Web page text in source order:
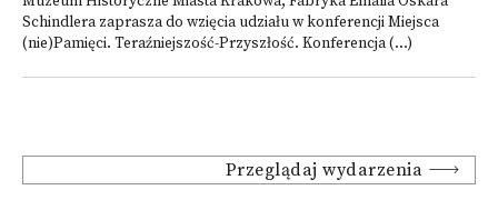
Schindlera zaprasza do wzięcia udziału w konferencji Miejsca
(nie)Pamięci. Teraźniejszość-Przyszłość. Konferencja (...)
Przeglądaj wydarzenia